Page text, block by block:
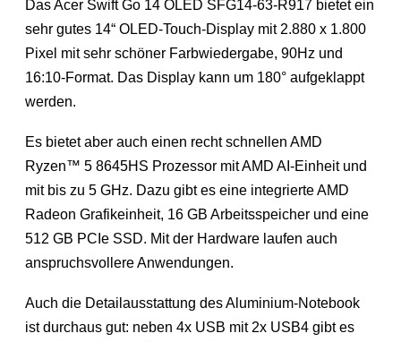
Das Acer Swift Go 14 OLED SFG14-63-R917 bietet ein
sehr gutes 14“ OLED-Touch-Display mit 2.880 x 1.800
Pixel mit sehr schöner Farbwiedergabe, 90Hz und
16:10-Format. Das Display kann um 180° aufgeklappt
werden.
Es bietet aber auch einen recht schnellen AMD
Ryzen™ 5 8645HS Prozessor mit AMD AI-Einheit und
mit bis zu 5 GHz. Dazu gibt es eine integrierte AMD
Radeon Grafikeinheit, 16 GB Arbeitsspeicher und eine
512 GB PCIe SSD. Mit der Hardware laufen auch
anspruchsvollere Anwendungen.
Auch die Detailausstattung des Aluminium-Notebook
ist durchaus gut: neben 4x USB mit 2x USB4 gibt es